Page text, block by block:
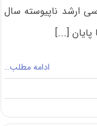
ارشد ناپیوسته سال
ادامه مطلب…